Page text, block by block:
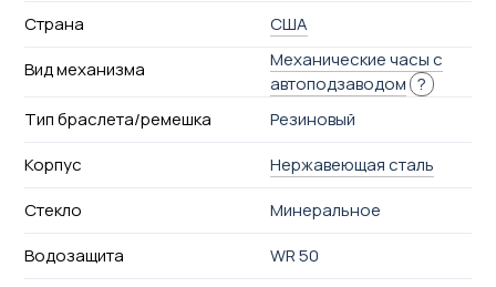
Страна
США
Вид механизма
Механические часы с
автоподзаводом ?
Тип браслета/ремешка
Резиновый
Корпус
Нержавеющая сталь
Стекло
Минеральное
Водозащита
WR 50